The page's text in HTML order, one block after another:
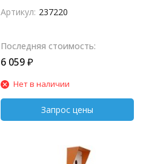
трубы 28 мм.
Артикул: 237220
Последняя стоимость:
6 059₽
Нет в наличии